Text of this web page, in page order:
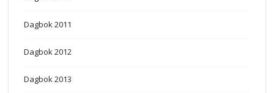
Dagbok 2011
Dagbok 2012
Dagbok 2013